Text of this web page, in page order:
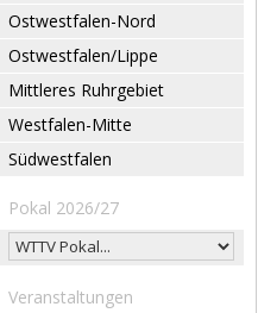
Ostwestfalen-Nord
Ostwestfalen/Lippe
Mittleres Ruhrgebiet
Westfalen-Mitte
Südwestfalen
Pokal 2026/27
Veranstaltungen